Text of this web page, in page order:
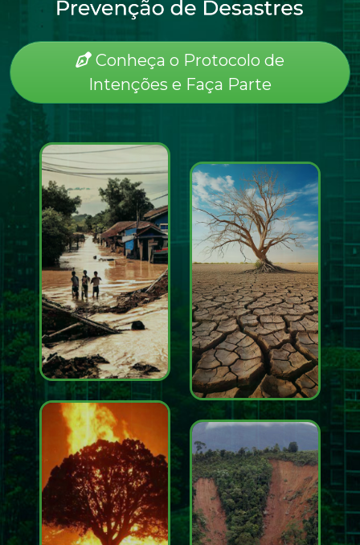
Conheça o Protocolo de
Intenções e Faça Parte